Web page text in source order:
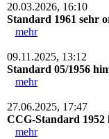
20.03.2026, 16:10
Standard 1961 sehr
mehr
09.11.2025, 13:12
Standard 05/1956
mehr
27.06.2025, 17:47
CCG-Standard 1952
mehr